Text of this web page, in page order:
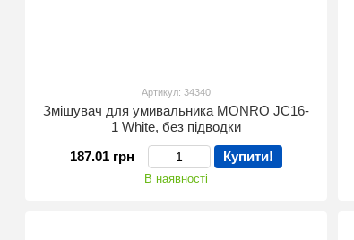
Артикул: 34340
Змішувач для умивальника MONRO JC16-
1 White, без підводки
187.01 грн
Купити!
В наявності